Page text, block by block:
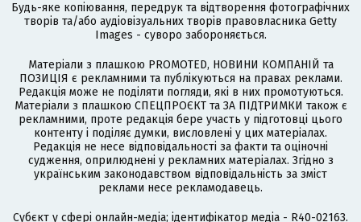
Будь-яке копіювання, передрук та відтворення фотографічних
творів та/або аудіовізуальних творів правовласника Getty
Images - суворо забороняється.
Матеріали з плашкою PROMOTED, НОВИНИ КОМПАНІЙ та
ПОЗИЦІЯ є рекламними та публікуються на правах реклами.
Редакція може не поділяти погляди, які в них промотуються.
Матеріали з плашкою СПЕЦПРОЄКТ та ЗА ПІДТРИМКИ також є
рекламними, проте редакція бере участь у підготовці цього
контенту і поділяє думки, висловлені у цих матеріалах.
Редакція не несе відповідальності за факти та оціночні
судження, оприлюднені у рекламних матеріалах. Згідно з
українським законодавством відповідальність за зміст
реклами несе рекламодавець.
Cубєкт у сфері онлайн-медіа; ідентифікатор медіа - R40-02163.